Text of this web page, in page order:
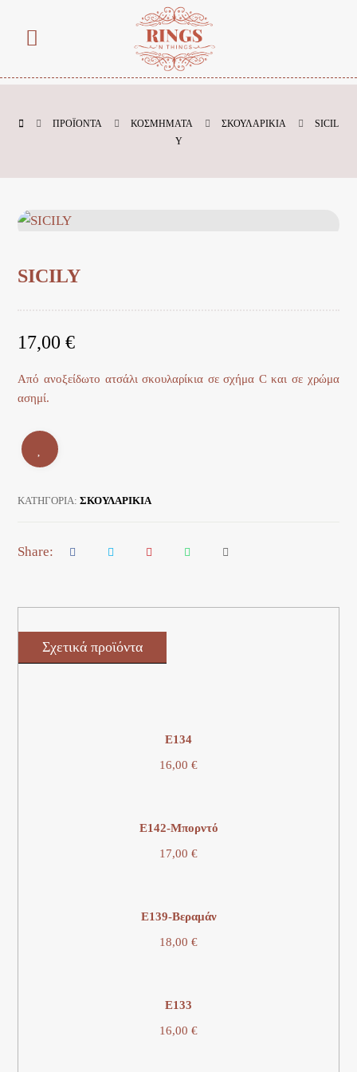
ΠΡΟΪΌΝΤΑ ΚΟΣΜΗΜΑΤΑ ΣΚΟΥΛΑΡΙΚΙΑ
SICIL
Y
SICILY
17,00€
Από ανοξείδωτο ατσάλι σκουλαρίκια σε σχήμα C και σε χρώμα
ασημί.
ΚΑΤΗΓΟΡΊΑ:ΣΚΟΥΛΑΡΙΚΙΑ
Σχετικά προϊόντα
E134
16,00 €
E142-Μπορντό
17,00 €
E139-Βεραμάν
18,00 €
E133
16,00 €